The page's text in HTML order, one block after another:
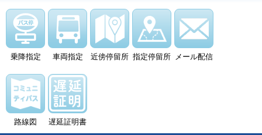
乗降指定 車両指定 近傍停留所 指定停留所 メール配信
路線図 遅延証明書